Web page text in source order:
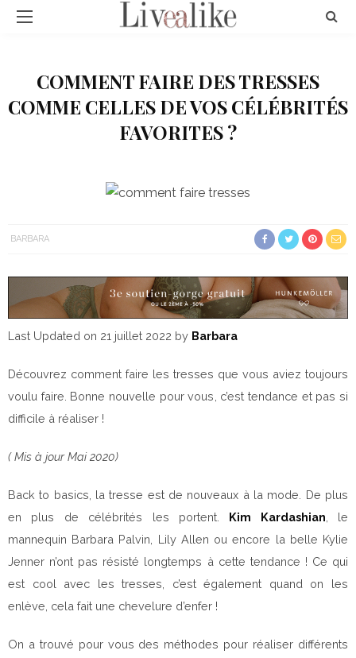
COMMENT FAIRE DES TRESSES
COMME CELLES DE VOS CÉLÉBRITÉS
FAVORITES ?
BARBARA
Last Updated on 21 juillet 2022 by Barbara
Découvrez comment faire les tresses que vous aviez toujours
voulu faire. Bonne nouvelle pour vous, c’est tendance et pas si
difficile à réaliser !
( Mis à jour Mai 2020)
Back to basics, la tresse est de nouveaux à la mode. De plus
en plus de célébrités les portent. Kim Kardashian , le
mannequin Barbara Palvin, Lily Allen ou encore la belle Kylie
Jenner n’ont pas résisté longtemps à cette tendance ! Ce qui
est cool avec les tresses, c’est également quand on les
enlève, cela fait une chevelure d’enfer !
On a trouvé pour vous des méthodes pour réaliser différents